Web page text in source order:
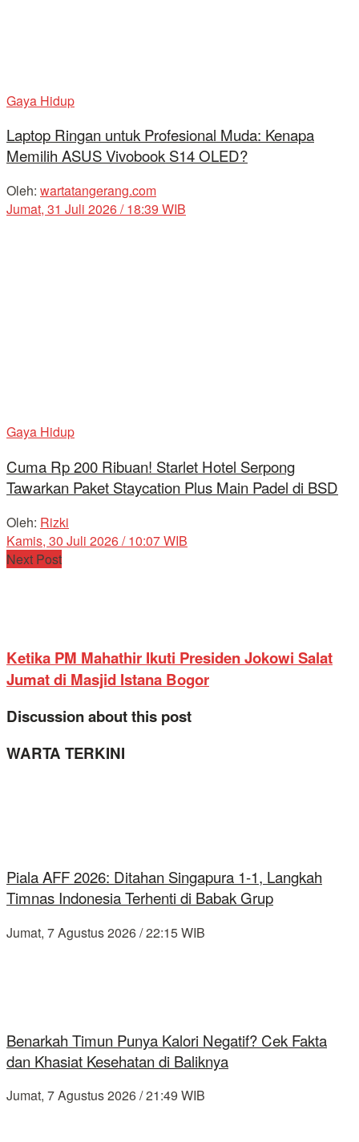
Gaya Hidup
Laptop Ringan untuk Profesional Muda: Kenapa
Memilih ASUS Vivobook S14 OLED?
Oleh: wartatangerang.com
Jumat, 31 Juli 2026 / 18:39 WIB
Gaya Hidup
Cuma Rp 200 Ribuan! Starlet Hotel Serpong
Tawarkan Paket Staycation Plus Main Padel di BSD
Oleh: Rizki
Kamis, 30 Juli 2026 / 10:07 WIB
Next Post
Ketika PM Mahathir Ikuti Presiden Jokowi Salat
Jumat di Masjid Istana Bogor
Discussion about this post
WARTA TERKINI
Piala AFF 2026: Ditahan Singapura 1-1, Langkah
Timnas Indonesia Terhenti di Babak Grup
Jumat, 7 Agustus 2026 / 22:15 WIB
Benarkah Timun Punya Kalori Negatif? Cek Fakta
dan Khasiat Kesehatan di Baliknya
Jumat, 7 Agustus 2026 / 21:49 WIB